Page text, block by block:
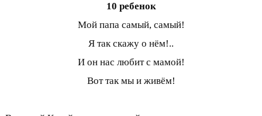
10 ребенок
Мой папа самый, самый!
Я так скажу о нём!..
И он нас любит с мамой!
Вот так мы и живём!